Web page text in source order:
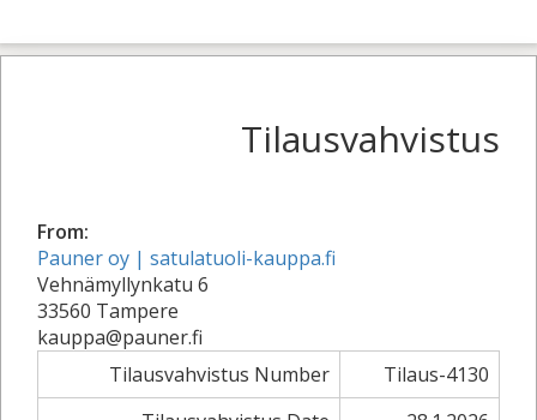
Tilausvahvistus
From:
Pauner oy | satulatuoli-kauppa.fi
Vehnämyllynkatu 6
33560 Tampere
kauppa@pauner.fi
Tilausvahvistus Number
Tilaus-4130